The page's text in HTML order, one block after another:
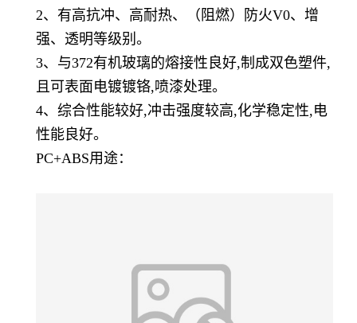
2、有高抗冲、高耐热、（阻燃）防火V0、增
强、透明等级别。
3、与372有机玻璃的熔接性良好,制成双色塑件,
且可表面电镀镀铬,喷漆处理。
4、综合性能较好,冲击强度较高,化学稳定性,电
性能良好。
PC+ABS用途：